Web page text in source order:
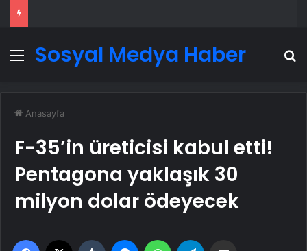
Menü
Sosyal Medya Haber
Anasayfa
F-35’in üreticisi kabul etti!
Pentagona yaklaşık 30
milyon dolar ödeyecek
Facebook Tumblr MessengerWhatsApp